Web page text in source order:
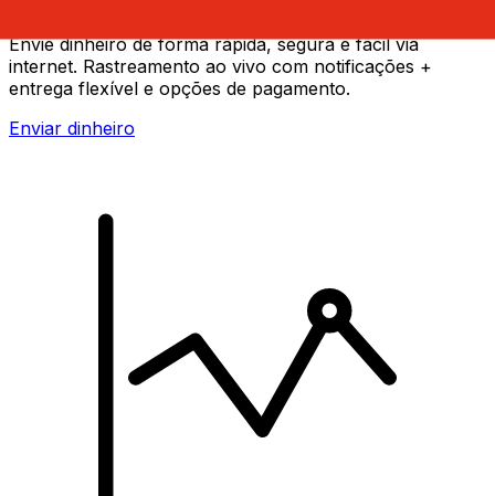
Envie dinheiro de forma rápida, segura e fácil via
internet. Rastreamento ao vivo com notificações +
entrega flexível e opções de pagamento.
Enviar dinheiro